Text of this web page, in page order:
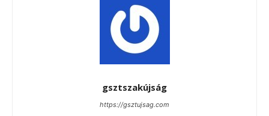
gsztszakújság
https://gsztujsag.com